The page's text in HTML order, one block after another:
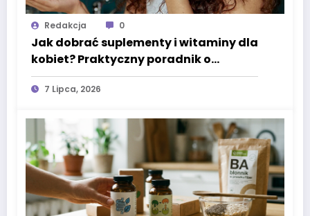
Redakcja 0
Jak dobrać suplementy i witaminy dla
kobiet? Praktyczny poradnik o
omega-3, witaminie D3 i minerałach
wspierających codzienne zdrowie
7 Lipca, 2026